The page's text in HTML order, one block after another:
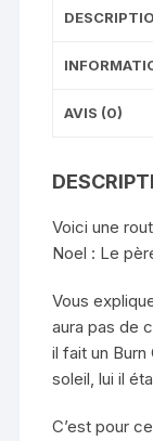
AVIS (0)
Voici une
Noel : Le
Vous
aura pas de
il fait un
soleil, lui il
C’est pour